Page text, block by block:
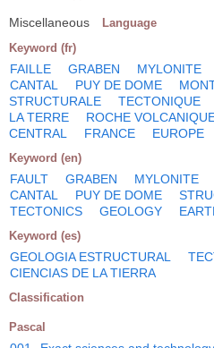
Miscellaneous Language
Keyword (fr)
FAILLE GRABEN MYLONITE
CANTAL
PUY DE DOME
STRUCTURALE
TECTONIQUE
LA TERRE
ROCHE
CENTRAL
FRANCE EUROPE
Keyword (en)
FAULT GRABEN MYLONITE
CANTAL
PUY DE DOME
TECTONICS
GEOLOGY
Keyword (es)
GEOLOGIA ESTRUCTURAL
CIENCIAS DE LA TIERRA
Classification
Pascal